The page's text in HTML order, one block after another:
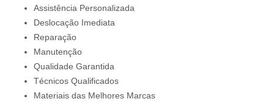
Assistência Personalizada
Deslocação Imediata
Reparação
Manutenção
Qualidade Garantida
Técnicos Qualificados
Materiais das Melhores Marcas